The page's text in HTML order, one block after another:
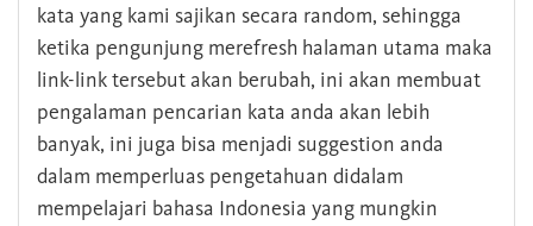
kata yang kami sajikan secara random, sehingga
ketika pengunjung merefresh halaman utama maka
link-link tersebut akan berubah, ini akan membuat
pengalaman pencarian kata anda akan lebih
banyak, ini juga bisa menjadi suggestion anda
dalam memperluas pengetahuan didalam
mempelajari bahasa Indonesia yang mungkin